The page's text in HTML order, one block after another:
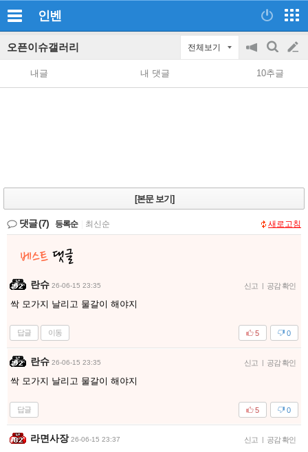
인벤
오픈이슈갤러리 전체보기
공
지
on/off
검
색
글
쓰
내글 내 댓글 10추글
[본문 보기]
댓글(7) 등록순 최신순 새로고침
란슈 26-06-15 23:35 신고 | 공감 확인
싹 모가지 날리고 물갈이 해야지
답글 이동 0
5
란슈 26-06-15 23:35 신고 | 공감 확인
싹 모가지 날리고 물갈이 해야지
답글 0
5
라면사장 26-06-15 23:37 신고 | 공감 확인